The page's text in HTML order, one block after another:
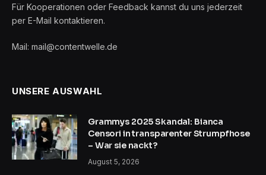
Für Kooperationen oder Feedback kannst du uns jederzeit
per E-Mail kontaktieren.
Mail: mail@contentwelle.de
UNSERE AUSWAHL
Grammys 2025 Skandal: Bianca
Censori in transparenter Strumpfhose
– War sie nackt?
August 5, 2026